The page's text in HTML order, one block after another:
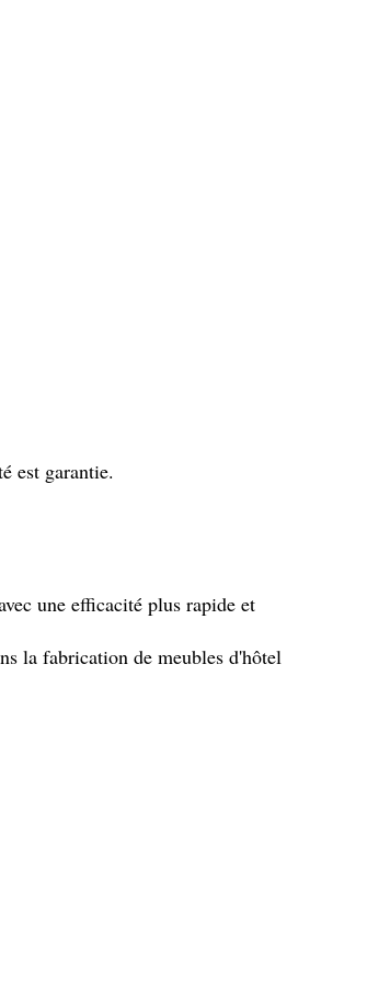
est garantie.
une efficacité plus rapide et
la fabrication de meubles d'hôtel